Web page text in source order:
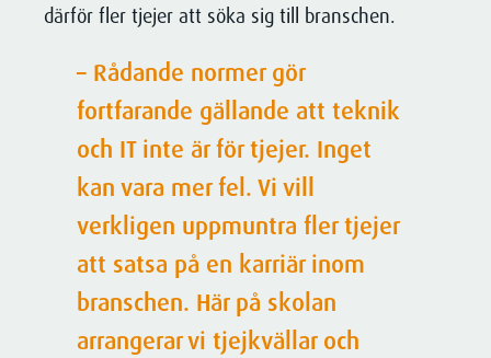
Mindre företag
Offentlig sektor
Privatperson
Produktion
Vård och omsorg
Kampanj - Uppdatera larmsystem
Kameraövervakning / CCTV
Industrial Vision System
Personuppgiftsbehandling vid kamerabevakning
Brandskyddsarbete
Brandtekniska hjälpmedel
därför fler tjejer att söka sig till branschen.
– Rådande normer gör
fortfarande gällande att teknik
och IT inte är för tjejer. Inget
kan vara mer fel. Vi vill
verkligen uppmuntra fler tjejer
att satsa på en karriär inom
branschen. Här på skolan
arrangerar vi tjejkvällar och